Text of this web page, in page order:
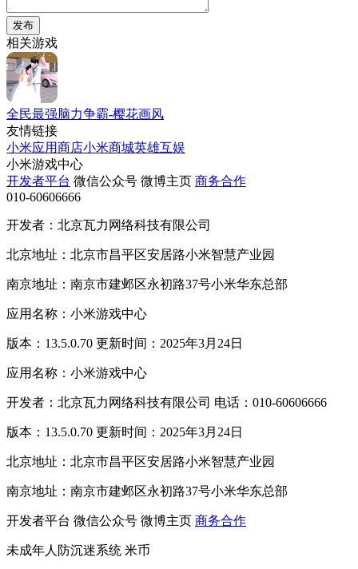
发布
相关游戏
全民最强脑力争霸-樱花画风
友情链接
小米应用商店小米商城英雄互娱
小米游戏中心
开发者平台 微信公众号 微博主页 商务合作
010-60606666
开发者：北京瓦力网络科技有限公司
北京地址：北京市昌平区安居路小米智慧产业园
南京地址：南京市建邺区永初路37号小米华东总部
应用名称：小米游戏中心
版本：13.5.0.70 更新时间：2025年3月24日
应用名称：小米游戏中心
开发者：北京瓦力网络科技有限公司 电话：010-60606666
版本：13.5.0.70 更新时间：2025年3月24日
北京地址：北京市昌平区安居路小米智慧产业园
南京地址：南京市建邺区永初路37号小米华东总部
开发者平台 微信公众号 微博主页 商务合作
未成年人防沉迷系统 米币